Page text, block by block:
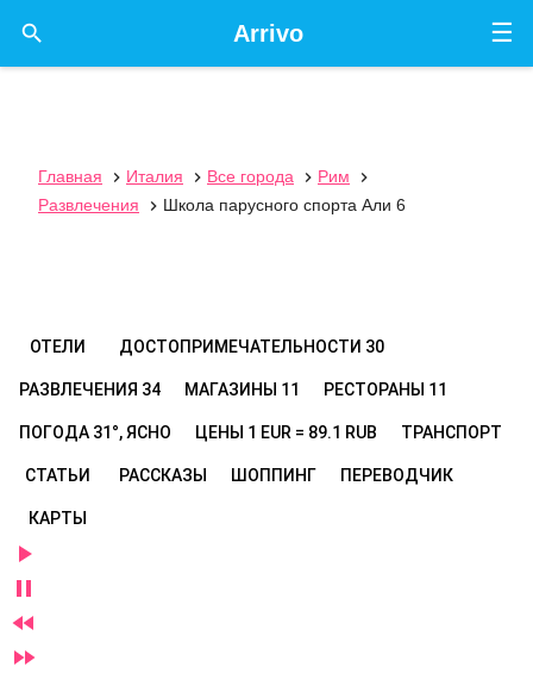
☰
Arrivo

Главная  Италия  Все города  Рим

Развлечения
 Школа парусного спорта Али 6
ОТЕЛИ ДОСТОПРИМЕЧАТЕЛЬНОСТИ 30
РАЗВЛЕЧЕНИЯ 34 МАГАЗИНЫ 11 РЕСТОРАНЫ 11
ПОГОДА 31°, ЯСНО ЦЕНЫ 1 EUR = 89.1 RUB ТРАНСПОРТ
СТАТЬИ РАССКАЗЫ ШОППИНГ ПЕРЕВОДЧИК
КАРТЫ



